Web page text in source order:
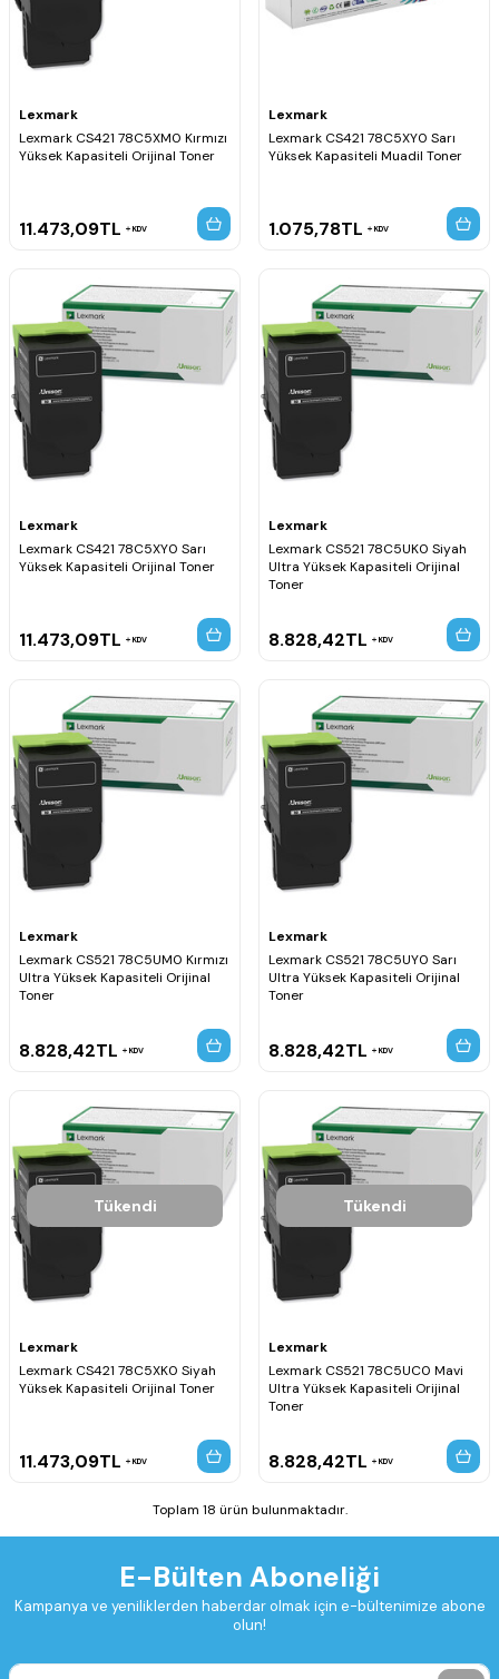
Lexmark
Lexmark CS421 78C5XM0 Kırmızı
Yüksek Kapasiteli Orijinal Toner
11.473,09TL KDV
Lexmark
Lexmark CS421 78C5XY0 Sarı
Yüksek Kapasiteli Muadil Toner
1.075,78TL KDV
Lexmark
Lexmark CS421 78C5XY0 Sarı
Yüksek Kapasiteli Orijinal Toner
11.473,09TL KDV
Lexmark
Lexmark CS521 78C5UK0 Siyah
Ultra Yüksek Kapasiteli Orijinal
Toner
8.828,42TL KDV
Lexmark
Lexmark CS521 78C5UM0 Kırmızı
Ultra Yüksek Kapasiteli Orijinal
Toner
8.828,42TL KDV
Lexmark
Lexmark CS521 78C5UY0 Sarı
Ultra Yüksek Kapasiteli Orijinal
Toner
8.828,42TL KDV
Tükendi
Lexmark
Lexmark CS421 78C5XK0 Siyah
Yüksek Kapasiteli Orijinal Toner
11.473,09TL KDV
Tükendi
Lexmark
Lexmark CS521 78C5UC0 Mavi
Ultra Yüksek Kapasiteli Orijinal
Toner
8.828,42TL KDV
Toplam 18 ürün bulunmaktadır.
E-Bülten Aboneliği
Kampanya ve yeniliklerden haberdar olmak için e-bültenimize abone
olun!